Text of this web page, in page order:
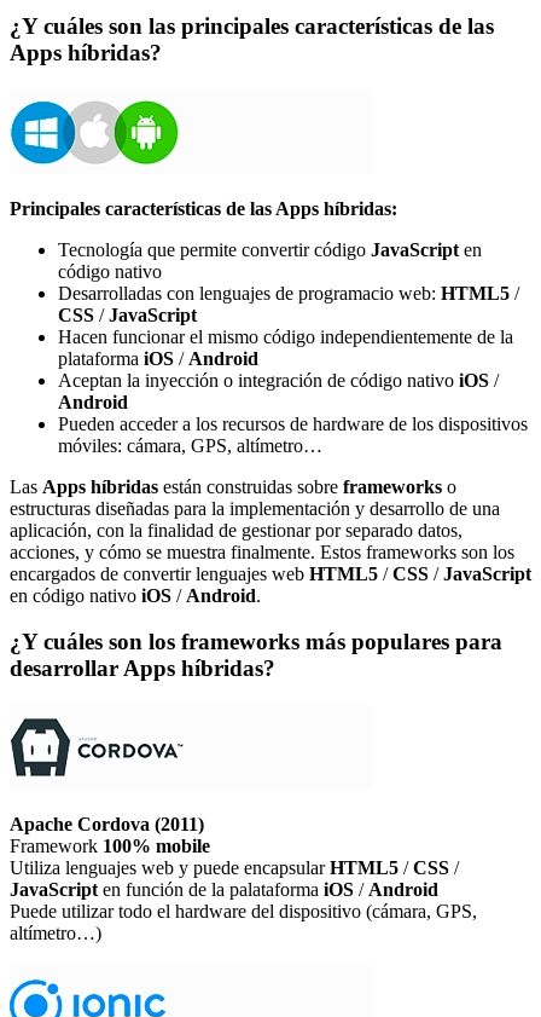
¿Y cuáles son las principales características de las
Apps híbridas?
Principales características de las Apps híbridas:
Tecnología que permite convertir código JavaScript en
código nativo
Desarrolladas con lenguajes de programacio web: HTML5 /
CSS /JavaScript
Hacen funcionar el mismo código independientemente de la
plataforma iOS / Android
Aceptan la inyección o integración de código nativo iOS /
Android
Pueden acceder a los recursos de hardware de los dispositivos
móviles: cámara, GPS, altímetro…
Las Apps híbridas están construidas sobre frameworks o
estructuras diseñadas para la implementación y desarrollo de una
aplicación, con la finalidad de gestionar por separado datos,
acciones, y cómo se muestra finalmente. Estos frameworks son los
encargados de convertir lenguajes web HTML5 /CSS /JavaScript
en código nativo iOS / Android.
¿Y cuáles son los frameworks más populares para
desarrollar Apps híbridas?
Apache Cordova (2011)
Framework 100% mobile
Utiliza lenguajes web y puede encapsularHTML5 /CSS /
JavaScript en función de la palataforma iOS / Android
Puede utilizar todo el hardware del dispositivo (cámara, GPS,
altímetro…)